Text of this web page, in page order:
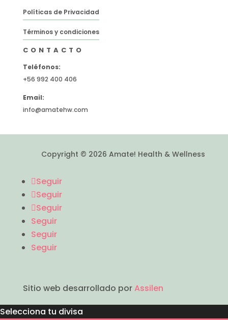
Políticas de Privacidad
Términos y condiciones
CONTACTO
Teléfonos:
+56 992 400 406
Email:
info@amatehw.com
Copyright © 2026 Amate! Health & Wellness
Seguir
Seguir
Seguir
Seguir
Seguir
Seguir
Sitio web desarrollado porAssilen
Selecciona tu divisa